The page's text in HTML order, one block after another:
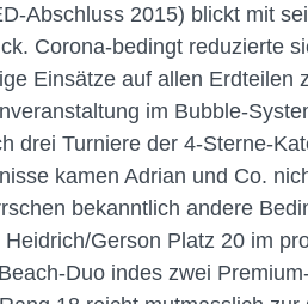
Abschluss 2015) blickt mit
Corona-bedingt reduzierte
Einsätze auf allen Erdteilen
im Bubble-
drei Turniere der 4-Sterne-
kamen Adrian und Co.
bekanntlich andere
Gerson Platz 20 im
Duo indes zwei